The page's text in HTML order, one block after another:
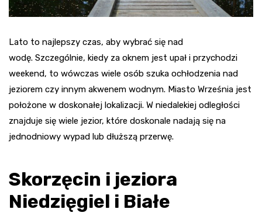
Lato to najlepszy czas, aby wybrać się nad
wodę. Szczególnie, kiedy za oknem jest upał i przychodzi
weekend, to wówczas wiele osób szuka ochłodzenia nad
jeziorem czy innym akwenem wodnym. Miasto Września jest
położone w doskonałej lokalizacji. W niedalekiej odległości
znajduje się wiele jezior, które doskonale nadają się na
jednodniowy wypad lub dłuższą przerwę.
Skorzęcin i jeziora
Niedzięgiel i Białe